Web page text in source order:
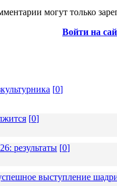
могут только
Войти на
[0]
[0]
результаты [0]
выступление